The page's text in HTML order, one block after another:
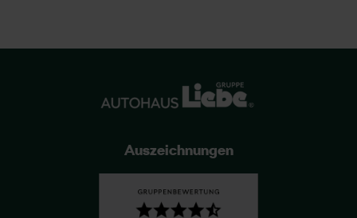
Auszeichnungen